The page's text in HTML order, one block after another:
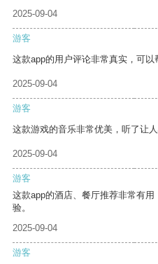
2025-09-04
游客
这款app的用户评论非常真实，可以
2025-09-04
游客
这款游戏的音乐非常优美，听了让人
2025-09-04
游客
这款app的酒店、餐厅推荐非常有
验。
2025-09-04
游客